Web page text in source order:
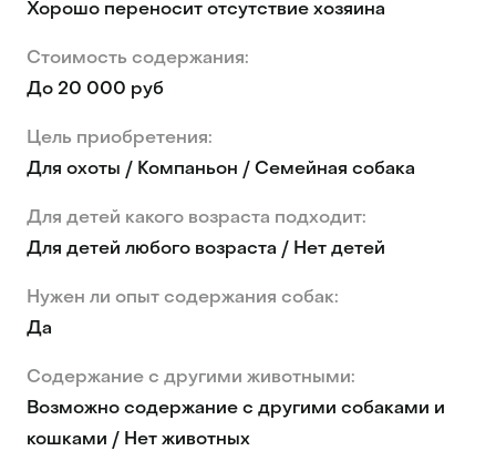
Хорошо переносит отсутствие хозяина
Стоимость содержания:
До 20 000 руб
Цель приобретения:
Для охоты / Компаньон / Семейная собака
Для детей какого возраста подходит:
Для детей любого возраста / Нет детей
Нужен ли опыт содержания собак:
Да
Содержание с другими животными:
Возможно содержание с другими собаками и
кошками / Нет животных